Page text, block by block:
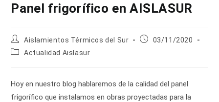
Panel frigorífico en AISLASUR
Autor
de
la
Aislamientos Térmicos del Sur
Publicación
03/11/2020
Categoría
Actualidad Aislasur
Hoy en nuestro blog hablaremos de la calidad del panel
frigorífico que instalamos en obras proyectadas para la